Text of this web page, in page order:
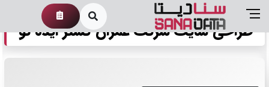
طراحی سایت شرکت عمران گستر ایده نو